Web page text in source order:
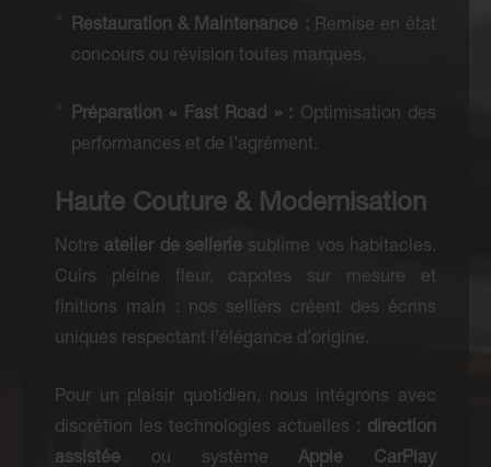
Restauration & Maintenance : Remise en état
concours ou révision toutes marques.
Préparation « Fast Road » : Optimisation des
performances et de l’agrément.
Haute Couture & Modernisation
Notre atelier de sellerie sublime vos habitacles.
Cuirs pleine fleur, capotes sur mesure et
finitions main : nos selliers créent des écrins
uniques respectant l’élégance d’origine.
Pour un plaisir quotidien, nous intégrons avec
discrétion les technologies actuelles : direction
assistée ou systèmeApple CarPlay